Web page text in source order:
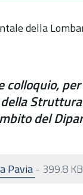
della
Struttura
del
Pavia- 399.8 KB